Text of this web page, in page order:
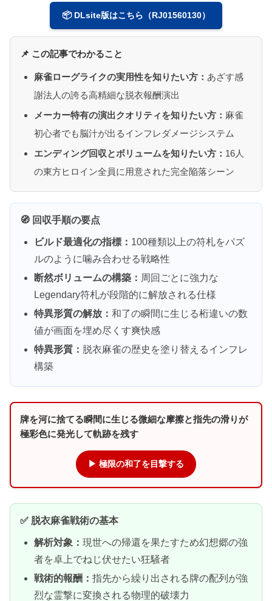
📦 DLsite版はこちら（RJ01560130）
📌 この記事でわかること
麻雀ローグライクの実用性を知りたい方： あざす感
謝法人の誇る高精細な脱衣報酬演出
メーカー特有の演出クオリティを知りたい方： 麻雀
初心者でも脳汁が出るインフレダメージシステム
エンディング回収とボリュームを知りたい方： 16人
の東方ヒロイン全員に用意された完全陥落シーン
🧭 回収手順の要点
ビルド最適化の指標： 100種類以上の符札をパズ
ルのように噛み合わせる戦略性
断然ボリュームの構築： 周回ごとに強力な
Legendary符札が段階的に解放される仕様
特異形質の解放：和了の瞬間に生じる桁違いの数
値が画面を埋め尽くす爽快感
特異形質： 脱衣麻雀の歴史を塗り替えるインフレ
構築
牌を河に捨てる瞬間に生じる微細な摩擦と指先の滑りが
極彩色に発光して軌跡を残す
▶ 極限の和了を目撃する
✅ 脱衣麻雀戦術の基本
解析対象：現世への帰還を果たすため幻想郷の強
者を卓上でねじ伏せたい狂騒者
戦術的報酬：指先から繰り出される牌の配列が強
烈な霊撃に変換される物理的破壊力